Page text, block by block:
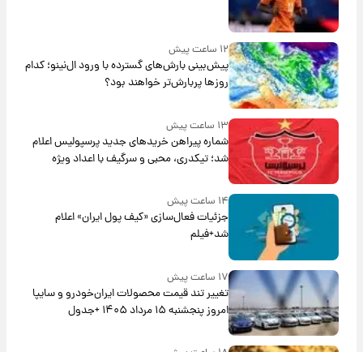
۱۲ ساعت پیش
پیش‌بینی بارش‌های گسترده با ورود ال‌نینو؛ کدام
روزها پربارش‌تر خواهند بود؟
۱۳ ساعت پیش
شماره پیراهن خریدهای جدید پرسپولیس اعلام
شد؛ تیکدری، محبی و سرگیف با اعداد ویژه
۱۴ ساعت پیش
جزئیات فعال‌سازی «کیف پول ایران» اعلام
شد+فیلم
۱۷ ساعت پیش
تغییر تند قیمت محصولات ایران‌خودرو و سایپا
امروز پنجشنبه ۱۵ مرداد ۱۴۰۵ +جدول